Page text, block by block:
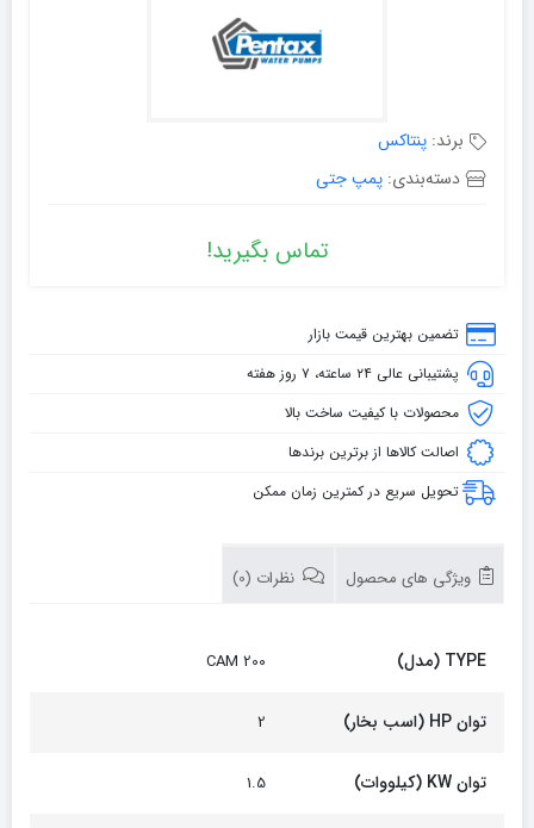
برند: پنتاکس
دسته‌بندی: پمپ جتی
تماس بگیرید!
تضمین بهترین قیمت بازار
پشتیبانی عالی ۲۴ ساعته، ۷ روز هفته
محصولات با کیفیت ساخت بالا
اصالت کالاها از برترین برندها
تحویل سریع در کمترین زمان ممکن
ویژگی های محصول نظرات (0)
TYPE (مدل) CAM 200
توان HP (اسب بخار) 2
توان KW (کیلووات) 1.5